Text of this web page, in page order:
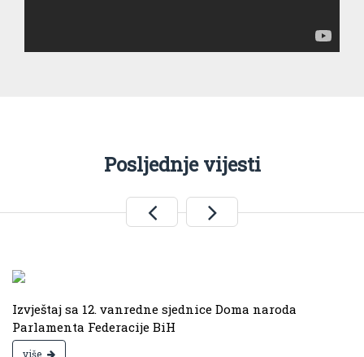
Posljednje vijesti
Izvještaj sa 12. vanredne sjednice Doma naroda
Parlamenta Federacije BiH
više